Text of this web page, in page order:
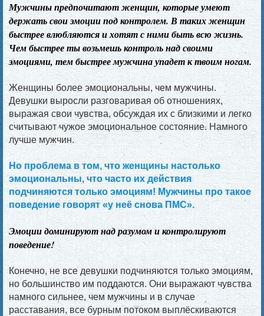
Мужчины предпочитают женщин, которые умеют
держать свои эмоции под контролем. В таких женщин
быстрее влюбляются и хотят с ними быть всю жизнь.
Чем быстрее ты возьмешь контроль над своими
эмоциями, тем быстрее мужчина упадет к твоим ногам.
Женщины более эмоциональны, чем мужчины.
Девушки выросли разговаривая об отношениях,
выражая свои чувства, обсуждая их с близкими и легко
считывают чужое эмоциональное состояние. Намного
лучше мужчин.
Но проблема в том, что женщины настолько
эмоциональны, что часто их действия
подчиняются только эмоциям! Мужчины про такое
поведение говорят «у неё снова ПМС».
Эмоции доминируют над разумом и контролируют
поведение!
Конечно, не все девушки подчиняются только эмоциям,
но большинство им поддаются. Они выражают чувства
намного сильнее, чем мужчины и в случае
расставания, все бурным потоком выплёскиваются